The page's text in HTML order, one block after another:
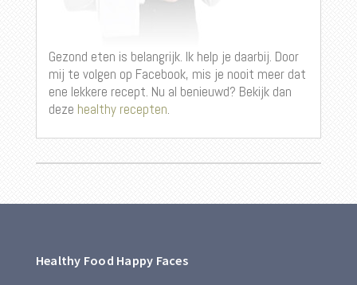
Gezond eten is belangrijk. Ik help je daarbij. Door
mij te volgen op Facebook, mis je nooit meer dat
ene lekkere recept. Nu al benieuwd? Bekijk dan
deze healthy recepten.
Healthy Food Happy Faces